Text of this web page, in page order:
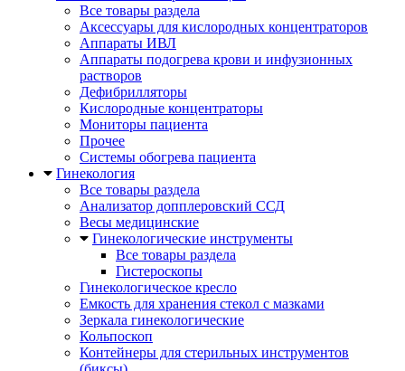
Все товары раздела
Аксессуары для кислородных концентраторов
Аппараты ИВЛ
Аппараты подогрева крови и инфузионных
растворов
Дефибрилляторы
Кислородные концентраторы
Мониторы пациента
Прочее
Системы обогрева пациента
Гинекология
Все товары раздела
Анализатор допплеровский ССД
Весы медицинские
Гинекологические инструменты
Все товары раздела
Гистероскопы
Гинекологическое кресло
Емкость для хранения стекол с мазками
Зеркала гинекологические
Кольпоскоп
Контейнеры для стерильных инструментов